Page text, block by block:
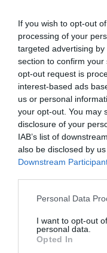
If you wish to opt-out
processing of your
targeted advertising
section to confirm
opt-out request is
interest-based ads
us or personal
your opt-out. You may
disclosure of your
IAB’s list of
also be disclosed by
Downstream
Please note that this
not limited to your visit
grant or deny consent
use your data for
Personal Data
I want to opt-out
personal data.
Opted In
οδηγούς
Ο Λευτέρης
Ακολουθήστε το
Διαβάστε όλες τις
Διαβάστε όλες τις
Ελλάδακαι τον
TAGS: ΑΝΤΙΠΥΡΙΚΗ
ΕΥΒΟΙΑ
ΝΕΑ
ΠΥΡΟΣΒΕΣΤΙΚΗ
Πανικός σε λιμάνι